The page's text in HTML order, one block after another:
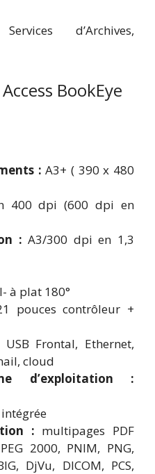
d’Archives,
BookEye
: A3+ ( 390 x 480
400 dpi (600 dpi en
: A3/300 dpi en 1,3
à plat 180°
pouces contrôleur +
Frontal, Ethernet,
cloud
d’exploitation :
intégrée
: multipages PDF
2000, PNIM, PNG,
DjVu, DICOM, PCS,